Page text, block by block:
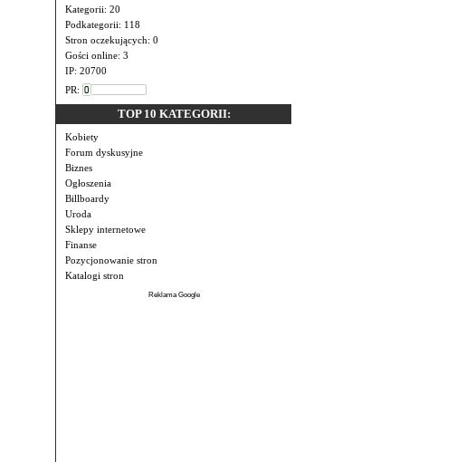
Kategorii: 20
Podkategorii: 118
Stron oczekujących: 0
Gości online: 3
IP: 20700
PR:
TOP 10 KATEGORII:
Kobiety
Forum dyskusyjne
Biznes
Ogłoszenia
Billboardy
Uroda
Sklepy internetowe
Finanse
Pozycjonowanie stron
Katalogi stron
Reklama Google